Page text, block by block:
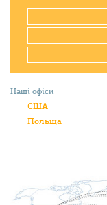
Наші офіси
США
Польща